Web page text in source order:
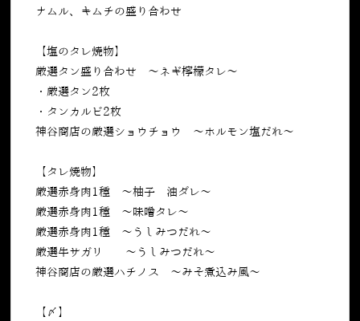
ナムル、キムチの盛り合わせ
【塩のタレ焼物】
厳選タン盛り合わせ 〜ネギ檸檬タレ〜
・厳選タン2枚
・タンカルビ2枚
神谷商店の厳選ショウチョウ ～ホルモン塩だれ～
【タレ焼物】
厳選赤身肉1種 ～柚子醬油ダレ～
厳選赤身肉1種 〜味噌タレ〜
厳選赤身肉1種 ～うしみつだれ～
厳選牛サガリ ～うしみつだれ～
神谷商店の厳選ハチノス ～みそ煮込み風～
【〆】